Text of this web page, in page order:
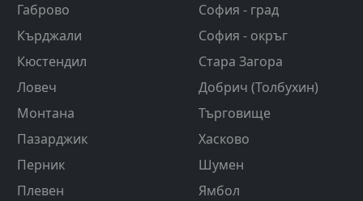
Габрово
Кърджали
Кюстендил
Ловеч
Монтана
Пазарджик
Перник
Плевен
София - град
София - окръг
Стара Загора
Добрич (Толбухин)
Търговище
Хасково
Шумен
Ямбол